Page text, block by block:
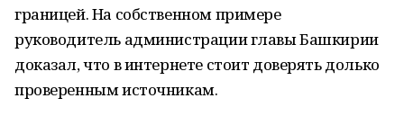
границей. На собственном примере
руководитель администрации главы Башкирии
доказал, что в интернете стоит доверять долько
проверенным источникам.